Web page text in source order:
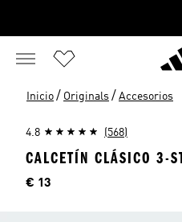
Inicio / Originals / Accesorios
4.8 (568)
CALCETÍN CLÁSICO 3-
Precio
€ 13